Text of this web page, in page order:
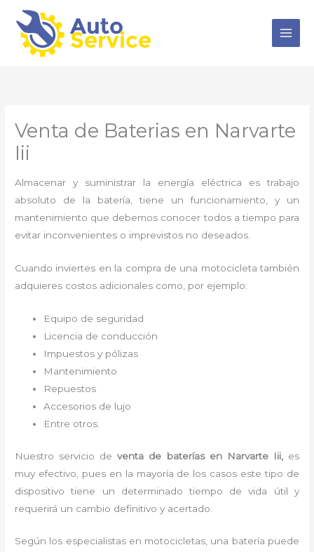
contenido
Venta de Baterias en Narvarte
Iii
Almacenar y suministrar la energía eléctrica es trabajo
absoluto de la batería, tiene un funcionamiento, y un
mantenimiento que debemos conocer todos a tiempo para
evitar inconvenientes o imprevistos no deseados.
Cuando inviertes en la compra de una motocicleta también
adquieres costos adicionales como, por ejemplo:
Equipo de seguridad
Licencia de conducción
Impuestos y pólizas
Mantenimiento
Repuestos
Accesorios de lujo
Entre otros.
Nuestro servicio deventa de baterías en Narvarte Iii, es
muy efectivo, pues en la mayoría de los casos este tipo de
dispositivo tiene un determinado tiempo de vida útil y
requerirá un cambio definitivo y acertado.
Según los especialistas en motocicletas, una batería puede